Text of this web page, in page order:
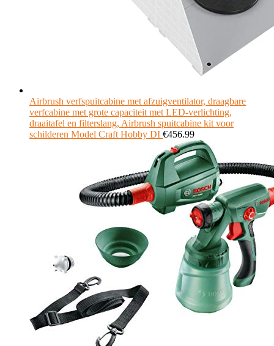
Airbrush verfspuitcabine met afzuigventilator, draagbare
verfcabine met grote capaciteit met LED-verlichting,
draaitafel en filterslang, Airbrush spuitcabine kit voor
schilderen Model Craft Hobby DI €456.99